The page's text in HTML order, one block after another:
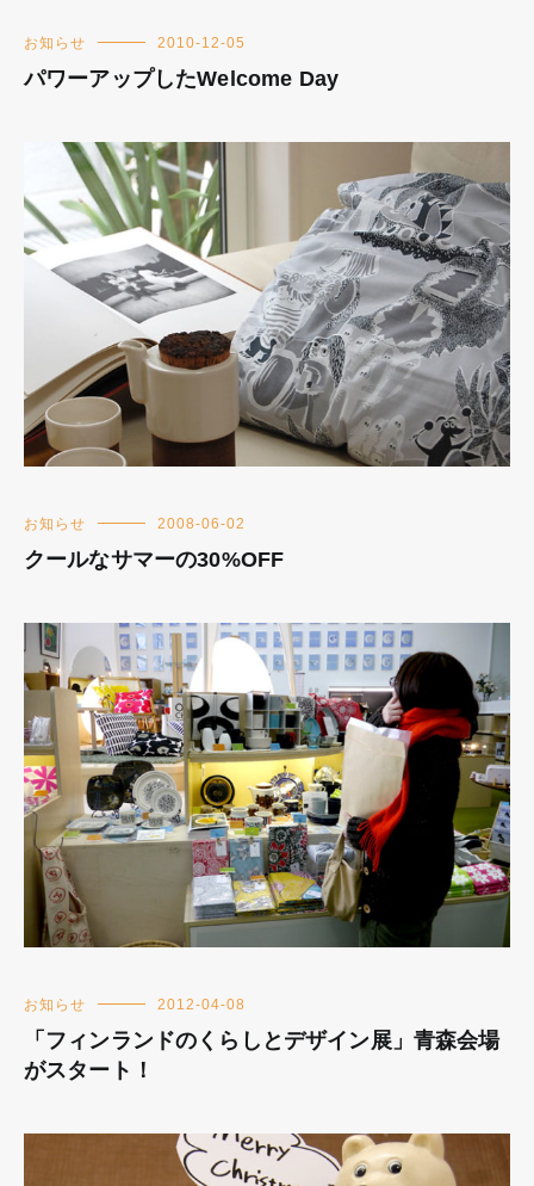
お知らせ 2010-12-05
パワーアップしたWelcome Day
お知らせ 2008-06-02
クールなサマーの30%OFF
お知らせ 2012-04-08
「フィンランドのくらしとデザイン展」青森会場
がスタート！